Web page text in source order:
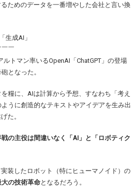
ためのデータを一番増やした会社と言い換
生成AI」
￣
トマン率いるOpenAI「ChatGPT」の登場
となった。
糧に、AIは計算から予想、すなわち「考え
うに創造的なテキストやアイデアを生み出
た。
の主役は間違いなく「AI」と「ロボティク
装したロボット（特にヒューマノイド）の
大の技術革命となるだろう。